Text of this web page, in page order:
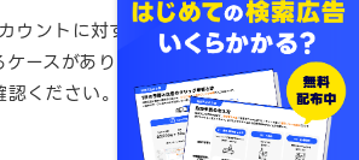
ウントに対する管理権限、または共有
ースがあります。LINE公式アカウン
ください。